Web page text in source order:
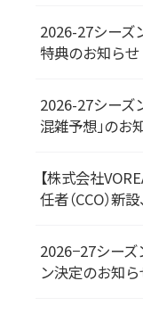
2026-27シーズ
特典のお知らせ
2026-27シーズ
混雑予想」のお
【株式会社
任者（CCO）新
2026−27シーズ
ン決定のお知